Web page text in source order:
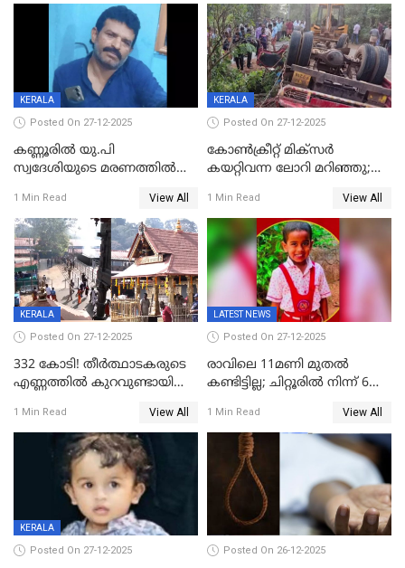
പത്തുപേരെ പുറത്താക്കി,
ചൊവ്വന്നൂരിലും നടപടി
KERALA
Posted On 27-12-2025
കണ്ണൂരിൽ യു.പി
സ്വദേശിയുടെ മരണത്തിൽ
കേസ്; തർക്കമുണ്ടായത്
ഫേഷ്യലിന് 300 രൂപ
ആവശ്യപ്പെട്ടതിനെച്ചൊല്ലി
1 Min Read View All
KERALA
Posted On 27-12-2025
കോണ്‍ക്രീറ്റ് മിക്‌സര്‍
കയറ്റിവന്ന ലോറി മറിഞ്ഞു;
അപകടം കണ്ണൂരിൽ
1 Min Read View All
KERALA
Posted On 27-12-2025
332 കോടി! തീർത്ഥാടകരുടെ
എണ്ണത്തിൽ കുറവുണ്ടായിട്ടും
കുതിച്ചുയരുന്നു
1 Min Read View All
LATEST NEWS
Posted On 27-12-2025
രാവിലെ 11മണി മുതൽ
കണ്ടിട്ടില്ല; ചിറ്റൂരിൽ നിന്ന് 6
1 Min Read View All
KERALA
Posted On 27-12-2025 Posted On 26-12-2025